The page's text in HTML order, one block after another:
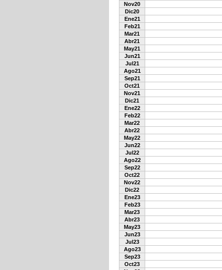
Nov20
Dic20
Ene21
Feb21
Mar21
Abr21
May21
Jun21
Jul21
Ago21
Sep21
Oct21
Nov21
Dic21
Ene22
Feb22
Mar22
Abr22
May22
Jun22
Jul22
Ago22
Sep22
Oct22
Nov22
Dic22
Ene23
Feb23
Mar23
Abr23
May23
Jun23
Jul23
Ago23
Sep23
Oct23